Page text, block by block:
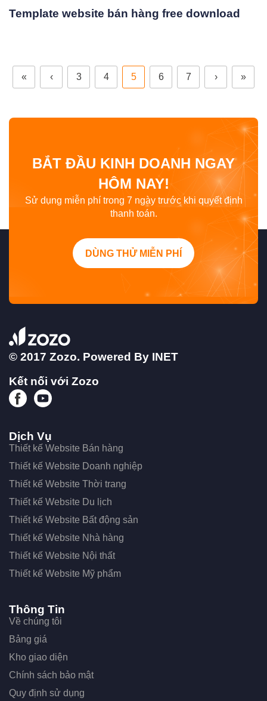
Template website bán hàng free download
« ‹ 3 4 5 6 7 › »
BẮT ĐẦU KINH DOANH NGAY
HÔM NAY!
Sử dụng miễn phí trong 7 ngày trước khi quyết định
thanh toán.
DÙNG THỬ MIỄN PHÍ
© 2017 Zozo. Powered By INET
Kết nối với Zozo
Dịch Vụ
Thiết kế Website Bán hàng
Thiết kế Website Doanh nghiệp
Thiết kế Website Thời trang
Thiết kế Website Du lịch
Thiết kế Website Bất động sản
Thiết kế Website Nhà hàng
Thiết kế Website Nội thất
Thiết kế Website Mỹ phẩm
Thông Tin
Về chúng tôi
Bảng giá
Kho giao diện
Chính sách bảo mật
Quy định sử dụng